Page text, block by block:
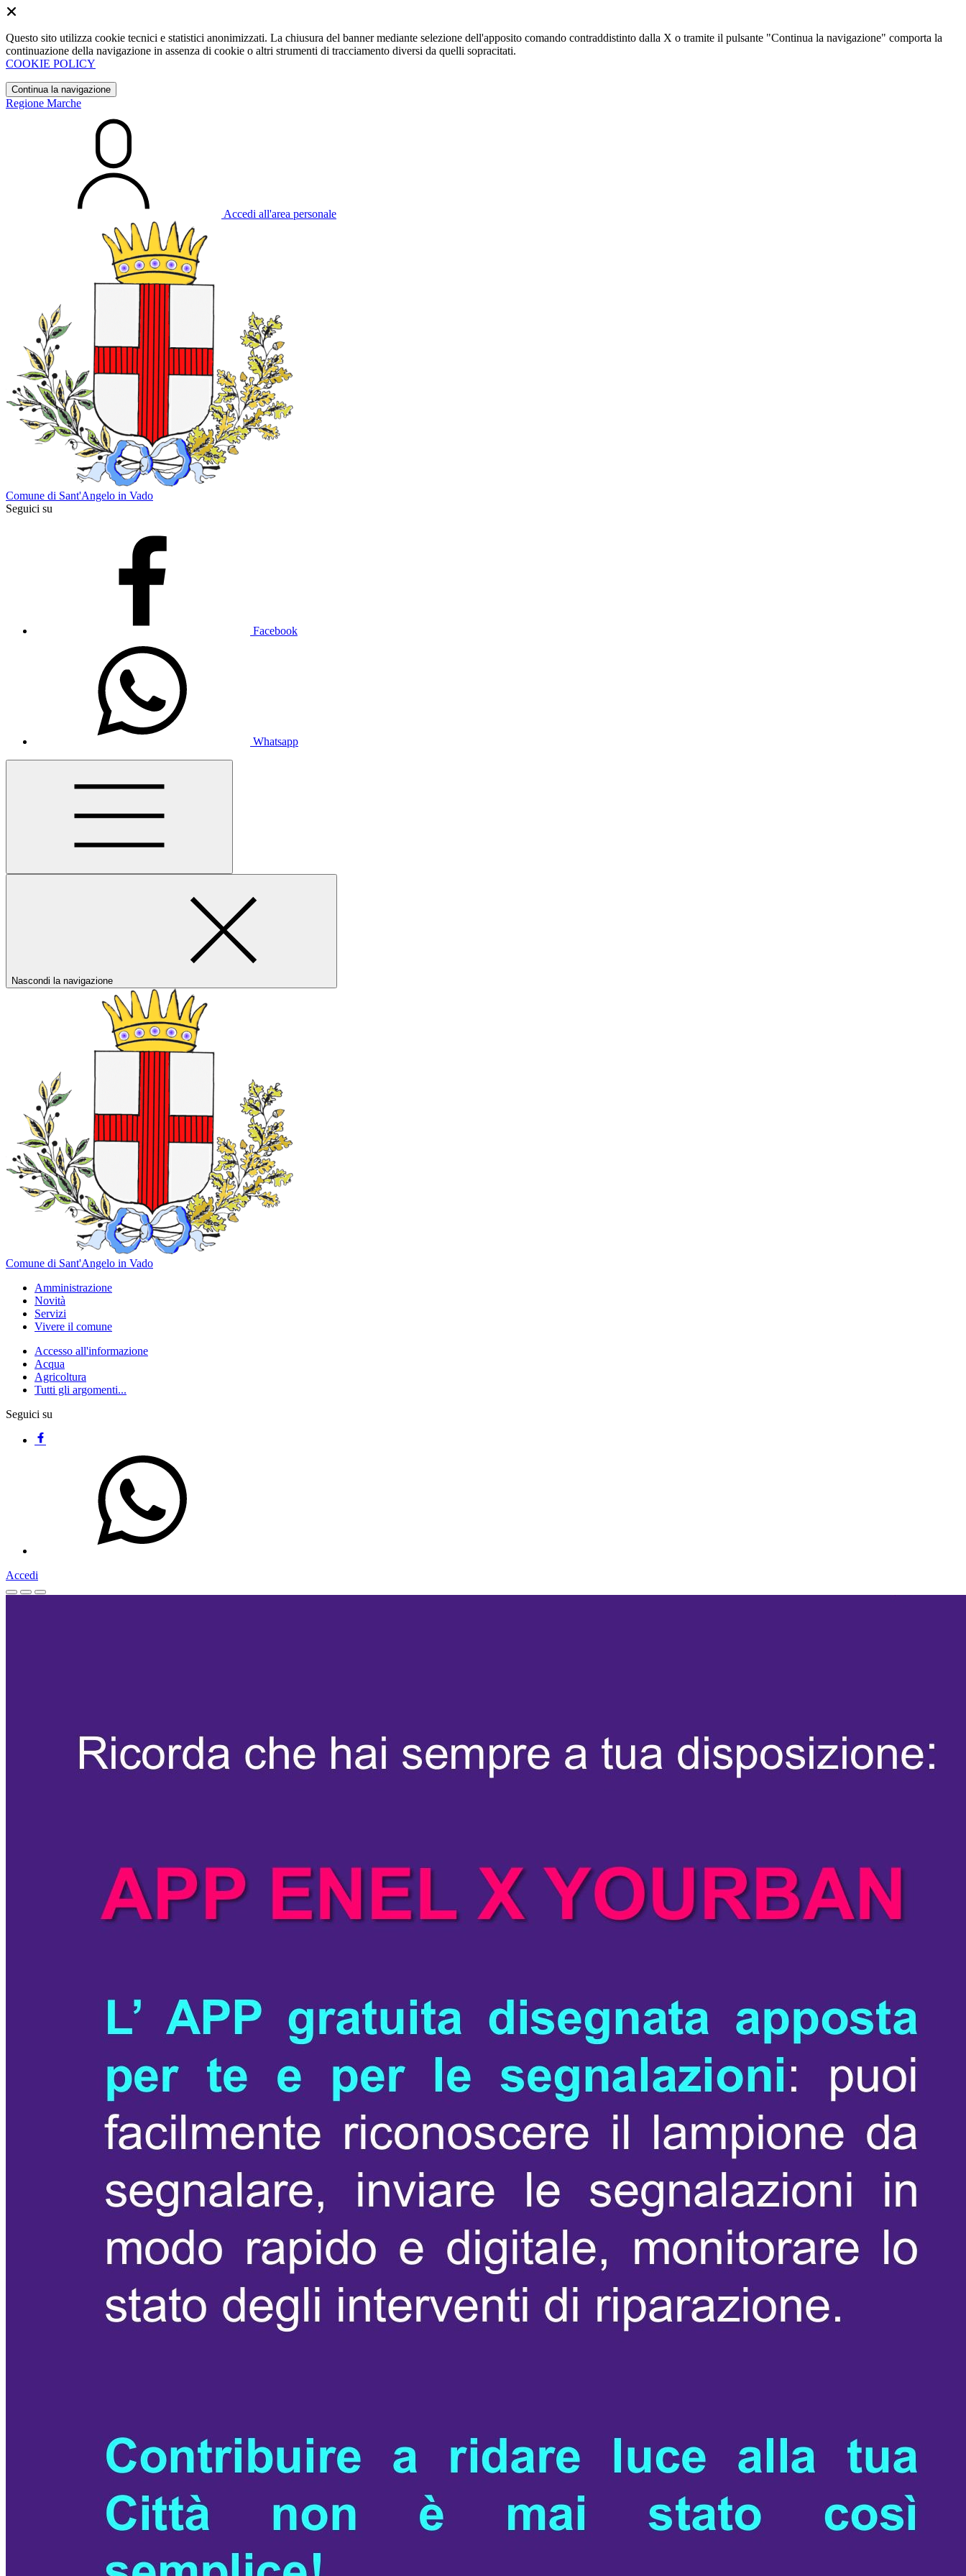
Questo sito utilizza cookie tecnici e statistici anonimizzati. La chiusura del banner mediante selezione dell'apposito comando contraddistinto dalla X o tramite il pulsante "Continua la navigazione" comporta la
continuazione della navigazione in assenza di cookie o altri strumenti di tracciamento diversi da quelli sopracitati.
COOKIE POLICY
Continua la navigazione
Regione Marche
Accedi all'area personale
Comune di Sant'Angelo in Vado
Seguici su
Facebook
Whatsapp
Nascondi la navigazione
Comune di Sant'Angelo in Vado
Amministrazione
Novità
Servizi
Vivere il comune
Accesso all'informazione
Acqua
Agricoltura
Tutti gli argomenti...
Seguici su
Accedi
Homepage